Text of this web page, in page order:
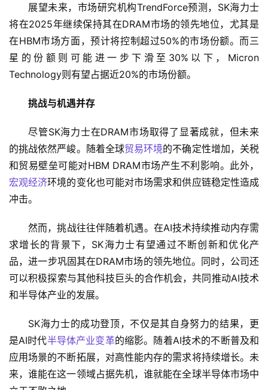
展望未来，市场研究机构TrendForce预测，SK海力士
将在2025年继续保持其在DRAM市场的领先地位，尤其是
在HBM市场方面，预计将控制超过50%的市场份额。而三
星的份额则可能进一步下滑至30%以下，Micron
Technology则有望占据近20%的市场份额。
挑战与机遇并存
尽管SK海力士在DRAM市场取得了显著成就，但未来
的挑战依然严峻。随着全球贸易环境的不确定性增加，关税
和贸易壁垒可能对HBM DRAM市场产生不利影响。此外，
宏观经济环境的变化也可能对市场需求和供应链稳定性造成
冲击。
然而，挑战往往伴随着机遇。在AI技术持续推动内存需
求增长的背景下，SK海力士有望通过不断创新和优化产
品，进一步巩固其在DRAM市场的领先地位。同时，公司还
可以积极探索与其他科技巨头的合作机会，共同推动AI技术
和半导体产业的发展。
SK海力士的成功登顶，不仅是其自身努力的结果，更
是AI时代半导体产业变革的缩影。随着AI技术的不断普及和
应用场景的不断拓展，对高性能内存的需求将持续增长。未
来，谁能在这一领域占据先机，谁就能在全球半导体市场中